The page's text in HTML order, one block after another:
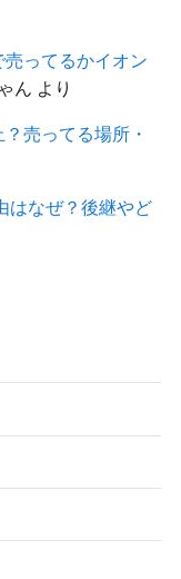
ってるかイオン
ん より
売ってる場所・
はなぜ？後継やど